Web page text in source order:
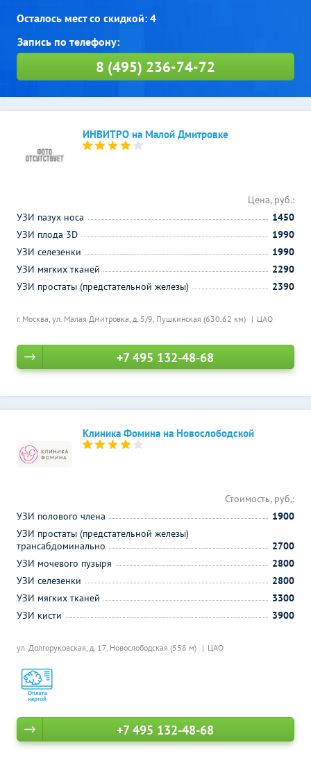
Осталось мест со скидкой: 4
8 (495) 236-74-72
ИНВИТРО на Малой Дмитровке
г. Москва, ул. Малая Дмитровка, д. 5/9, Пушкинская (630.62 км) ЦАО
Цена, руб.:
УЗИ пазух носа
1450
УЗИ плода 3D
1990
УЗИ селезенки
1990
УЗИ мягких тканей
2290
УЗИ простаты (предстательной железы)
2390
+7 495 132-48-68
Клиника Фомина на Новослободской
ул. Долгоруковская, д. 17, Новослободская (558 м) ЦАО
Стоимость, руб.:
УЗИ полового члена
1900
УЗИ простаты (предстательной железы)
трансабдоминально
2700
УЗИ мочевого пузыря
2800
УЗИ селезенки
2800
УЗИ мягких тканей
3300
УЗИ кисти
3900
+7 495 132-48-68